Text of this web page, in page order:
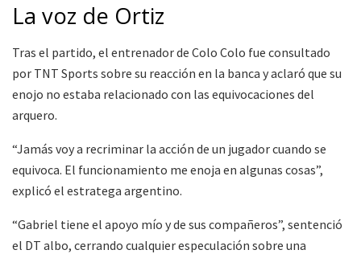
La voz de Ortiz
Tras el partido, el entrenador de Colo Colo fue consultado
por TNT Sports sobre su reacción en la banca y aclaró que su
enojo no estaba relacionado con las equivocaciones del
arquero.
“Jamás voy a recriminar la acción de un jugador cuando se
equivoca. El funcionamiento me enoja en algunas cosas”,
explicó el estratega argentino.
“Gabriel tiene el apoyo mío y de sus compañeros”, sentenció
el DT albo, cerrando cualquier especulación sobre una